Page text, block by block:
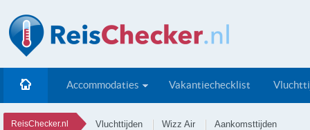
Accommodaties Vakantiechecklist
ReisChecker.nl Vluchttijden Wizz Air Aankomsttijden